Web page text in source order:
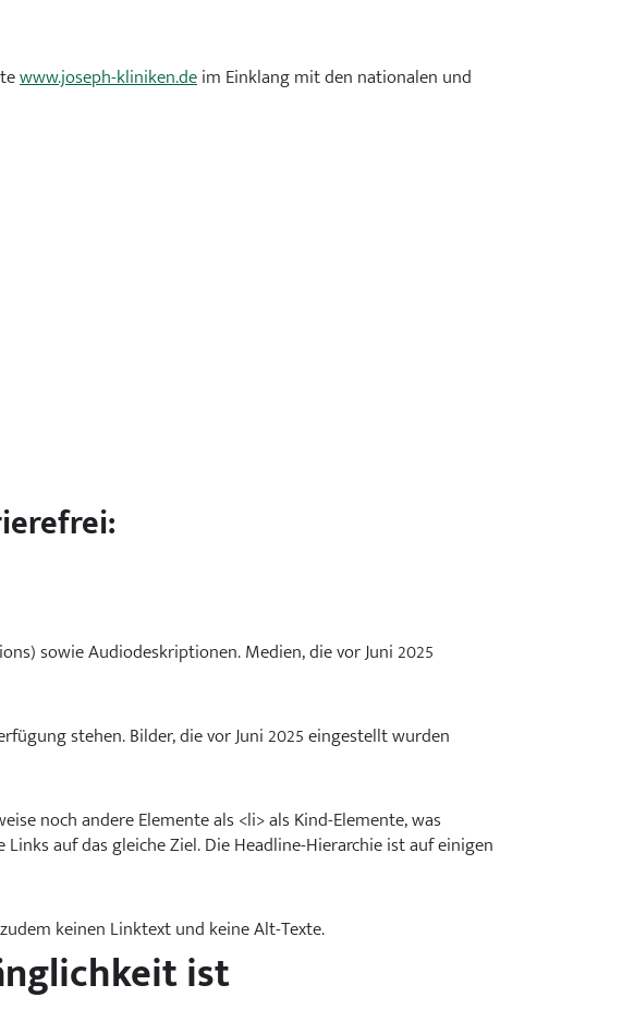
Jugendpsychiatrie
www.joseph-kliniken.deim Einklang mit den nationalen und
sowie Audiodeskriptionen. Medien, die vor Juni 2025
stehen. Bilder, die vor Juni 2025 eingestellt wurden
noch andere Elemente als <li> als Kind-Elemente, was
auf das gleiche Ziel. Die Headline-Hierarchie ist auf einigen
keinen Linktext und keine Alt-Texte.
ist